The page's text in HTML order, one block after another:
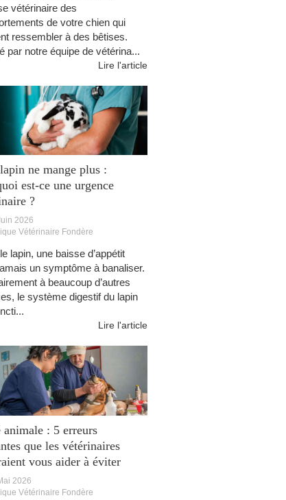
vétérinaire des
de votre chien qui
ressembler à des bêtises.
par notre équipe de vétérina...
Lire l'article
ne mange plus :
est-ce une urgence
?
2026
Vétérinaire Fondère
lapin, une baisse d’appétit
un symptôme à banaliser.
à beaucoup d’autres
le système digestif du lapin
Lire l'article
animale : 5 erreurs
que les vétérinaires
vous aider à éviter
2026
Vétérinaire Fondère